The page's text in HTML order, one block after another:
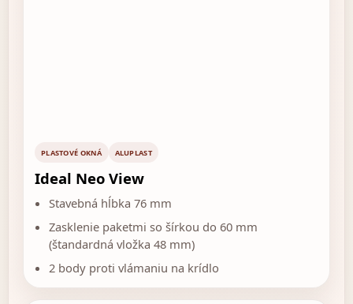
PLASTOVÉ OKNÁ ALUPLAST
Ideal Neo View
Stavebná hĺbka 76 mm
Zasklenie paketmi so šírkou do 60 mm
(štandardná vložka 48 mm)
2 body proti vlámaniu na krídlo